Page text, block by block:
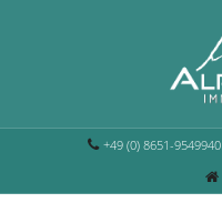
+49 (0) 8651-9549940